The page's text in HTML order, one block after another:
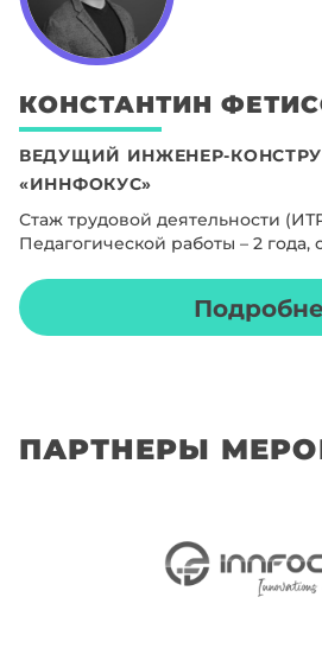
КОНСТАНТИН
ВЕДУЩИЙ ИНЖЕНЕР-
«ИННФОКУС»
Стаж трудовой деятельности
Педагогической работы – 2 года,
ПАРТНЕРЫ